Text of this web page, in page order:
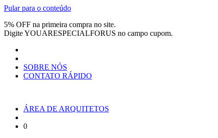
Pular para o conteúdo
5% OFF na primeira compra no site.
DigiteYOUARESPECIALFORUS no campo cupom.
SOBRE NÓS
CONTATO RÁPIDO
ÁREA DE ARQUITETOS
0